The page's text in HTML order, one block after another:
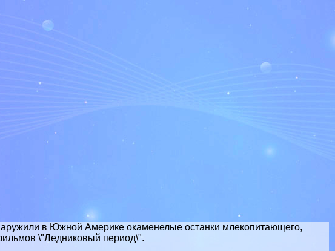
в Южной Америке окаменелые останки млекопитающего,
\"Ледниковый период\".